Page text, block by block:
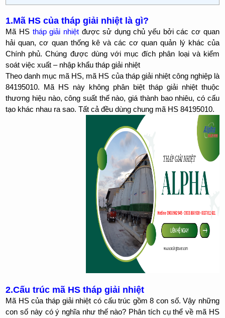
1.Mã HS của tháp giải nhiệt là gì?
Mã HS tháp giải nhiệt được sử dụng chủ yếu bởi các cơ quan
hải quan, cơ quan thống kê và các cơ quan quản lý khác của
Chính phủ. Chúng được dùng với mục đích phân loại và kiểm
soát việc xuất – nhập khẩu tháp giải nhiệt
Theo danh mục mã HS, mã HS của tháp giải nhiệt công nghiệp là
84195010. Mã HS này không phân biệt tháp giải nhiệt thuộc
thương hiệu nào, công suất thế nào, giá thành bao nhiêu, có cấu
tạo khác nhau ra sao. Tất cả đều dùng chung mã HS 84195010.
2.Cấu trúc mã HS tháp giải nhiệt
Mã HS của tháp giải nhiệt có cấu trúc gồm 8 con số. Vậy những
con số này có ý nghĩa như thế nào? Phân tích cụ thể về mã HS